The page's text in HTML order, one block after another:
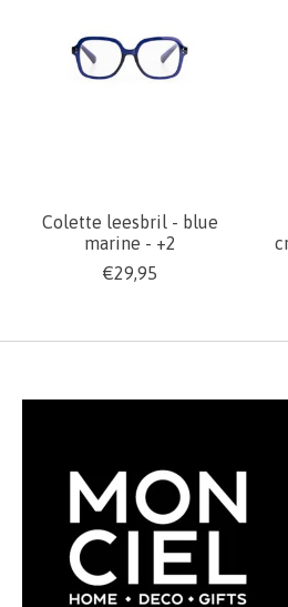
Colette leesbril - blue
marine - +2
€29,95